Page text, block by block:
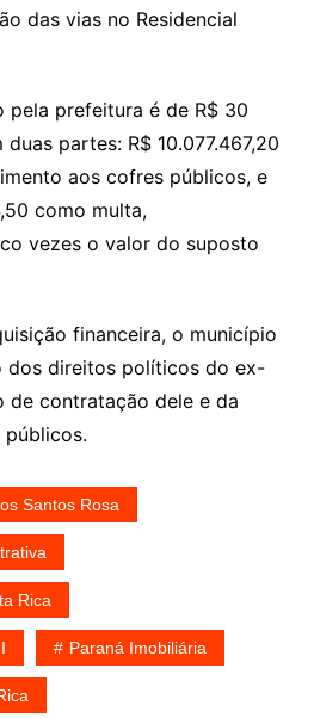
das vias no Residencial
pela prefeitura é de R$ 30
partes: R$ 10.077.467,20
aos cofres públicos, e
como multa,
vezes o valor do suposto
financeira, o município
dos direitos políticos do ex-
de contratação dele e da
públicos.
Santos Rosa
Rica
Paraná Imobiliária